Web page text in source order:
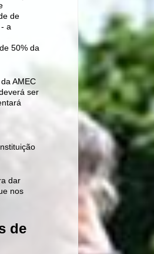
de
a
50% da
AMEC
ser
dar
nos
de